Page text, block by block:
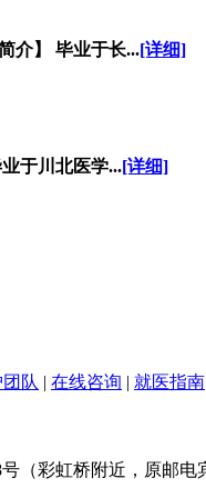
介】 毕业于长...[详细]
于川北医学...[详细]
队 | 在线咨询 | 就医指南
（彩虹桥附近，原邮电